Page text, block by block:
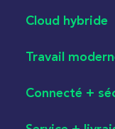
Cloud hybride
Travail
Connecté +